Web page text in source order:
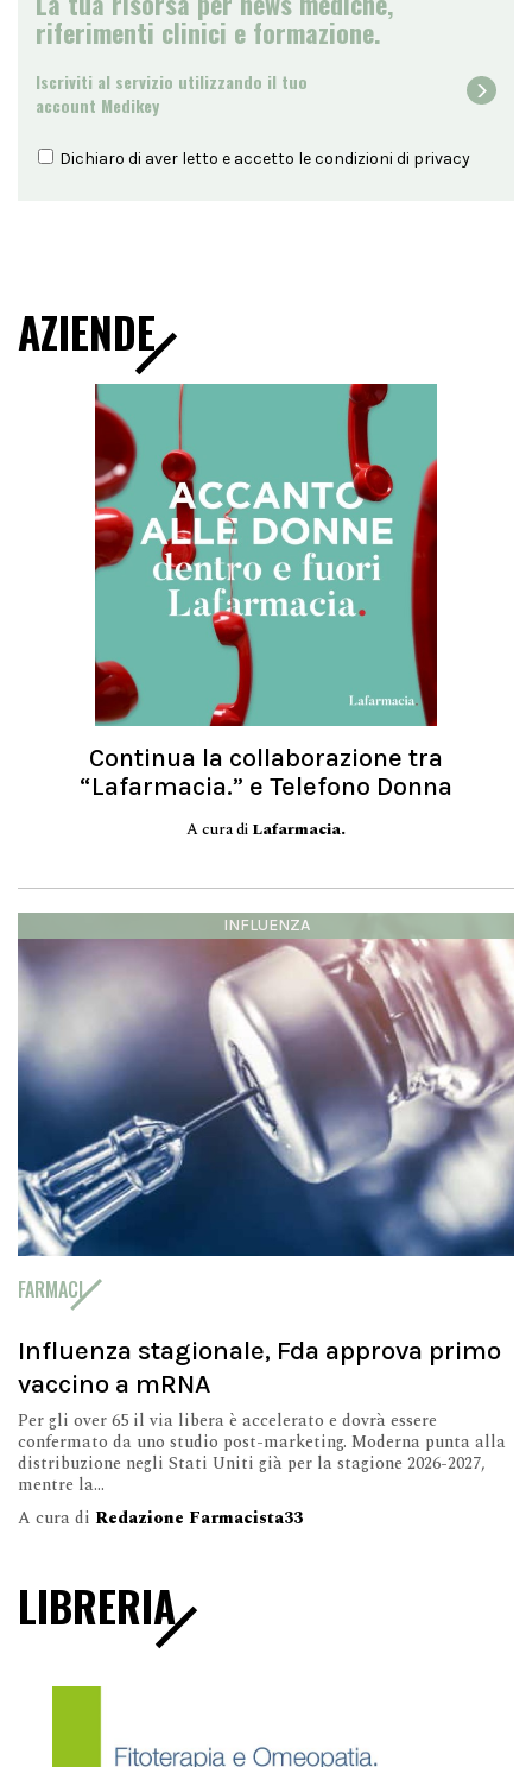
riferimenti clinici e formazione.
Iscriviti al servizio utilizzando il tuo
account Medikey
Dichiaro di aver letto e accetto le condizioni di privacy
AZIENDE
Continua la collaborazione tra
“Lafarmacia.” e Telefono Donna
A cura di Lafarmacia.
INFLUENZA
FARMACI
Influenza stagionale, Fda approva primo
vaccino a mRNA
Per gli over 65 il via libera è accelerato e dovrà essere
confermato da uno studio post-marketing. Moderna punta alla
distribuzione negli Stati Uniti già per la stagione 2026-2027,
mentre la...
A cura di Redazione Farmacista33
LIBRERIA